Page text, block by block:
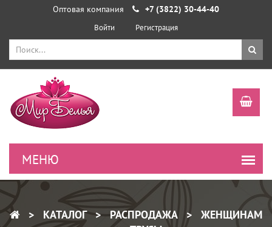
Оптовая компания +7 (3822) 30-44-40
Войти Регистрация
КАТАЛОГ РАСПРОДАЖА
ЖЕНЩИНАМ